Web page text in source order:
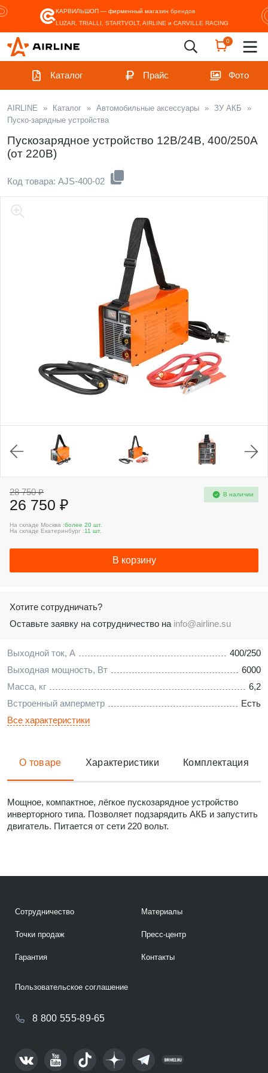
КАРВИЛЬШОП — фирменный магазин брендов
LUZAR, TRIALLI, STARTVOLT, AIRLINE и CARVILLE RACING
0
Каталог Прайс Фото
AIRLINE » Каталог » Автомобильные аксессуары » ЗУ АКБ
»
Пуско-зарядные устройства
Пускозарядное устройство 12В/24В, 400/250А
(от 220В)
Код товара: AJS-400-02
Выходной ток, А
400/250
Выходная мощность, Вт
6000
Масса, кг
6,2
Встроенный амперметр
Есть
Все характеристики
28 750 ₽
26 750 ₽
В наличии
На складе Москва :более 20 шт.
На складе Екатеринбург :11 шт.
В корзину
Хотите сотрудничать?
Оставьте заявку на сотрудничество на info@airline.su
О товаре Характеристики Комплектация
Мощное, компактное, лёгкое пускозарядное устройство
инверторного типа. Позволяет подзарядить АКБ и запустить
двигатель. Питается от сети 220 вольт.
Сотрудничество
Точки продаж
Гарантия
Материалы
Пресс-центр
Контакты
8 800 555-89-65
Пользовательское соглашение